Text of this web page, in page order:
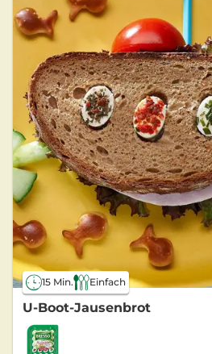
15 Min. Einfach
U-Boot-Jausenbrot